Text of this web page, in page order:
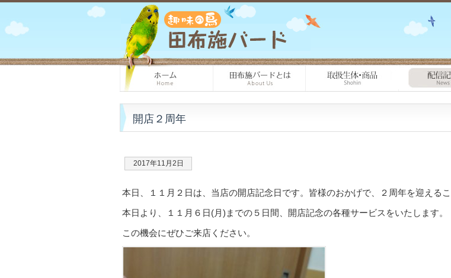
開店２周年
2017年11月2日
本日、１１月２日は、当店の開店記念日です。皆様のおかげで、２周年を迎えるこ
本日より、１１月６日(月)までの５日間、開店記念の各種サービスをいたします。
この機会にぜひご来店ください。